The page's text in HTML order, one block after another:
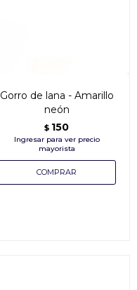
Gorro de lana - Amarillo
neón
$ 150